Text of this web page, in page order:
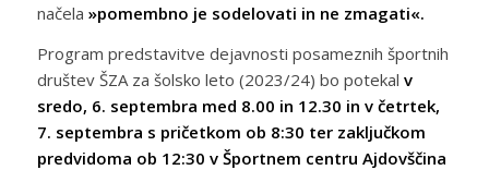
načela »pomembno je sodelovati in ne zmagati«.
Program predstavitve dejavnosti posameznih športnih
društev ŠZA za šolsko leto (2023/24) bo potekal v
sredo, 6. septembra med 8.00 in 12.30 in v četrtek,
7. septembra s pričetkom ob 8:30 ter zaključkom
predvidoma ob 12:30 v Športnem centru Ajdovščina